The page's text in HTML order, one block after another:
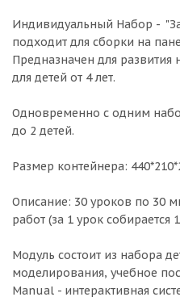
Индивидуальный Набор -
подходит для сборки на
Предназначен для
для детей от 4 лет.
Одновременно с одним
до 2 детей.
Размер контейнера:
Описание: 30 уроков по 30
работ (за 1 урок собирается
Модуль состоит из набора
моделирования, учебное
Manual - интерактивная